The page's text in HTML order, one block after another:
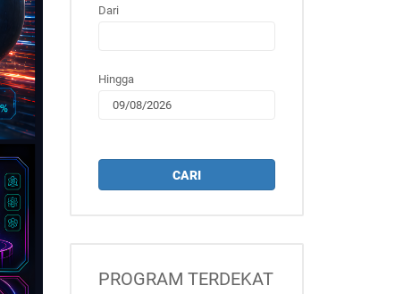
Dari
Hingga
CARI
PROGRAM TERDEKAT